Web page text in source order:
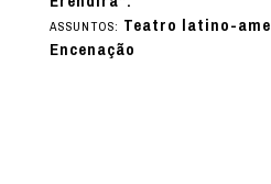
ASSUNTOS: Teatro latino-
Encenação